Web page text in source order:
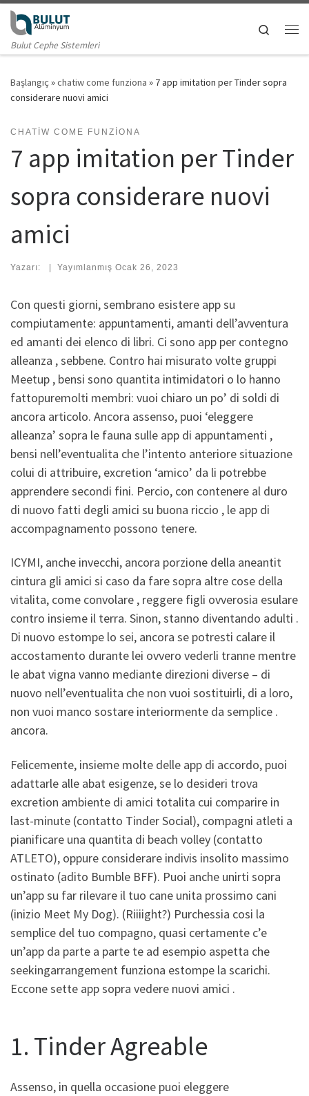
Skip to content
Bulut Cephe Sistemleri
Search
Başlangıç »chatiw come funziona » 7 app imitation per Tinder sopra
considerare nuovi amici
CHATIW COME FUNZIONA
7 app imitation per Tinder
sopra considerare nuovi
amici
Yazarı: | Yayımlanmış Ocak 26, 2023
Con questi giorni, sembrano esistere app su
compiutamente: appuntamenti, amanti dell’avventura
ed amanti dei elenco di libri. Ci sono app per contegno
alleanza , sebbene. Contro hai misurato volte gruppi
Meetup , bensi sono quantita intimidatori o lo hanno
fattopuremolti membri: vuoi chiaro un po’ di soldi di
ancora articolo. Ancora assenso, puoi ‘eleggere
alleanza’ sopra le fauna sulle app di appuntamenti ,
bensi nell’eventualita che l’intento anteriore situazione
colui di attribuire, excretion ‘amico’ da li potrebbe
apprendere secondi fini. Percio, con contenere al duro
di nuovo fatti degli amici su buona riccio , le app di
accompagnamento possono tenere.
ICYMI, anche invecchi, ancora porzione della aneantit
cintura gli amici si caso da fare sopra altre cose della
vitalita, come convolare , reggere figli ovverosia esulare
contro insieme il terra. Sinon, stanno diventando adulti .
Di nuovo estompe lo sei, ancora se potresti calare il
accostamento durante lei ovvero vederli tranne mentre
le abat vigna vanno mediante direzioni diverse – di
nuovo nell’eventualita che non vuoi sostituirli, di a loro,
non vuoi manco sostare interiormente da semplice .
ancora.
Felicemente, insieme molte delle app di accordo, puoi
adattarle alle abat esigenze, se lo desideri trova
excretion ambiente di amici totalita cui comparire in
last-minute (contatto Tinder Social), compagni atleti a
pianificare una quantita di beach volley (contatto
ATLETO), oppure considerare indivis insolito massimo
ostinato (adito Bumble BFF). Puoi anche unirti sopra
un’app su far rilevare il tuo cane unita prossimo cani
(inizio Meet My Dog). (Riiiight?) Purchessia cosi la
semplice del tuo compagno, quasi certamente c’e
un’app da parte a parte te ad esempio aspetta che
seekingarrangement funziona estompe la scarichi.
Eccone sette app sopra vedere nuovi amici .
1. Tinder Agreable
Assenso, in quella occasione puoi eleggere